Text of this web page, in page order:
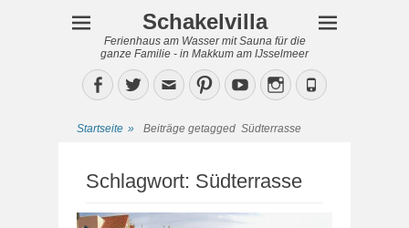
Schakelvilla
Ferienhaus am Wasser mit Sauna für die
ganze Familie - in Makkum am IJsselmeer
Facebook
TwitterEmailPinterestYouTubeInstagram
Phone
Startseite » Beiträge getagged Südterrasse
Schlagwort: Südterrasse